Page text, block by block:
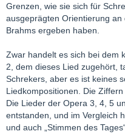
Grenzen, wie sie sich für
ausgeprägten Orientierung
Brahms ergeben haben.
Zwar handelt es sich bei dem
2, dem dieses Lied zugehört,
Schrekers, aber es ist keines
Liedkompositionen. Die
Die Lieder der Opera 3, 4, 5
entstanden, und im Vergleich
und auch „Stimmen des